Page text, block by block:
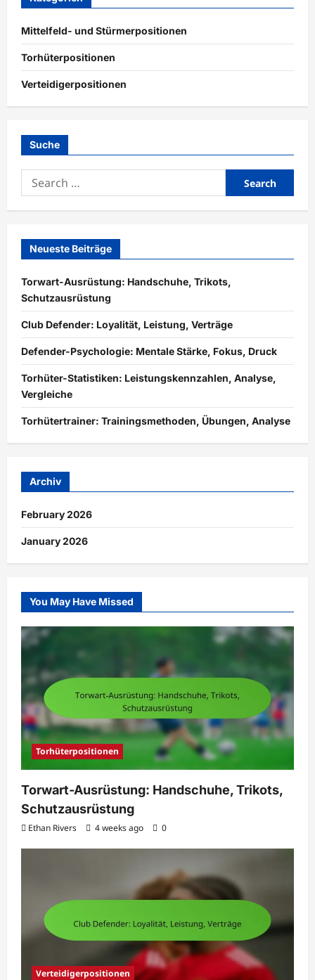
Mittelfeld- und Stürmerpositionen
Torhüterpositionen
Verteidigerpositionen
Suche
Search
for:
Neueste Beiträge
Torwart-Ausrüstung: Handschuhe, Trikots,
Schutzausrüstung
Club Defender: Loyalität, Leistung, Verträge
Defender-Psychologie: Mentale Stärke, Fokus, Druck
Torhüter-Statistiken: Leistungskennzahlen, Analyse,
Vergleiche
Torhütertrainer: Trainingsmethoden, Übungen, Analyse
Archiv
February 2026
January 2026
You May Have Missed
Torhüterpositionen
Torwart-Ausrüstung: Handschuhe, Trikots,
Schutzausrüstung
Ethan Rivers 4 weeks ago 0
Verteidigerpositionen